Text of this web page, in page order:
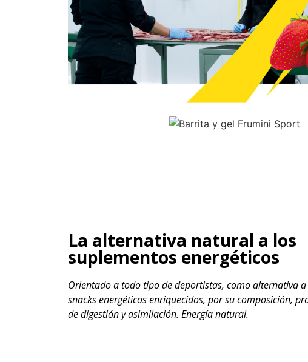
La alternativa natural a los
suplementos energéticos
Orientado a todo tipo de deportistas, como alternativa
snacks energéticos enriquecidos, por su composición,
de digestión y asimilación. Energía natural.